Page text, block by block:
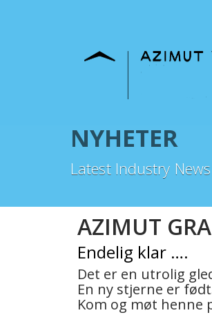
NYHETER
Latest Industry News
AZIMUT
Endelig klar ….
Det er en utrolig
En ny stjerne er
Kom og møt henne